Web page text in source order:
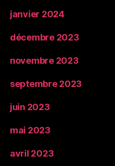
janvier 2024
décembre 2023
novembre 2023
septembre 2023
juin 2023
mai 2023
avril 2023